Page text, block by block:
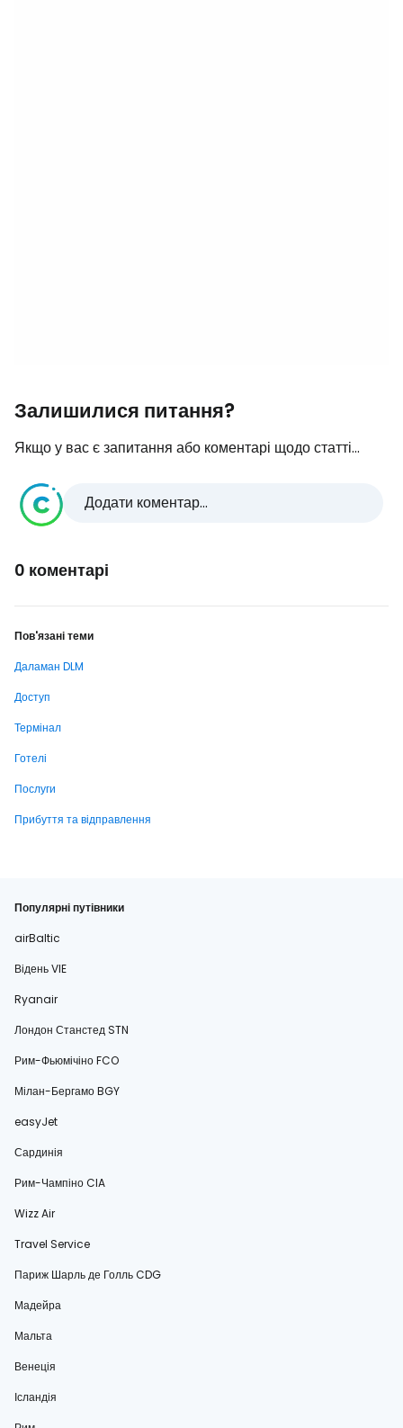
Залишилися питання?
Якщо у вас є запитання або коментарі щодо статті...
Додати коментар...
0 коментарі
Пов'язані теми
Даламан DLM
Доступ
Термінал
Готелі
Послуги
Прибуття та відправлення
Популярні путівники
airBaltic
Відень VIE
Ryanair
Лондон Станстед STN
Рим-Фьюмічіно FCO
Мілан-Бергамо BGY
easyJet
Сардинія
Рим-Чампіно CIA
Wizz Air
Travel Service
Париж Шарль де Голль CDG
Мадейра
Мальта
Венеція
Ісландія